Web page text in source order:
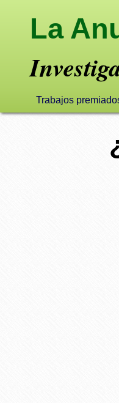
La
Trabajos